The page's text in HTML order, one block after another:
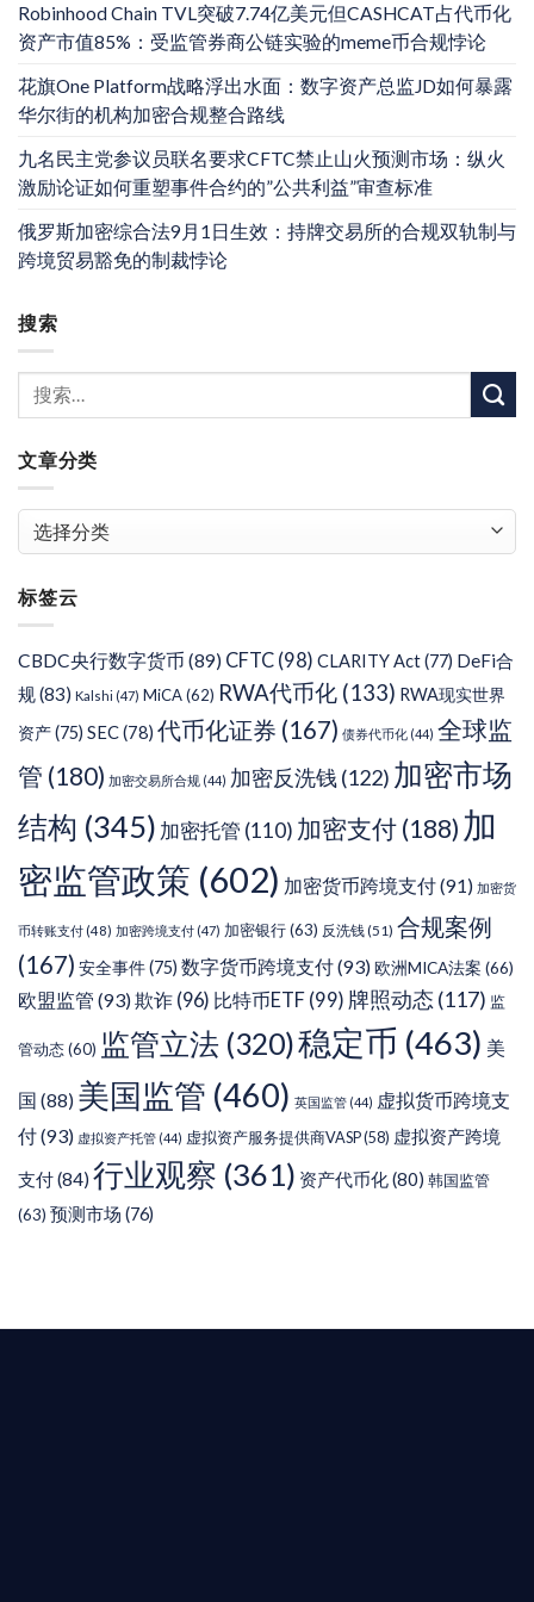
Robinhood Chain TVL突破7.74亿美元但CASHCAT占代币化
资产市值85%：受监管券商公链实验的meme币合规悖论
花旗One Platform战略浮出水面：数字资产总监JD如何暴露
华尔街的机构加密合规整合路线
九名民主党参议员联名要求CFTC禁止山火预测市场：纵火
激励论证如何重塑事件合约的”公共利益”审查标准
俄罗斯加密综合法9月1日生效：持牌交易所的合规双轨制与
跨境贸易豁免的制裁悖论
搜索
文章分类
章
类
标签云
CBDC央行数字货币 (89) CFTC (98) CLARITY Act(77) DeFi合
规(83) Kalshi (47) MiCA(62) RWA代币化 (133) RWA现实世界
资产(75) SEC(78) 代币化证券 (167) 债券代币化 (44) 全球监
管 (180) 加密交易所合规 (44) 加密反洗钱 (122) 加密市场
结构 (345) 加密托管 (110) 加密支付 (188) 加
密监管政策 (602) 加密货币跨境支付(91) 加密货
币转账支付 (48) 加密跨境支付 (47) 加密银行(63) 反洗钱(51) 合规案例
(167) 安全事件(75) 数字货币跨境支付(93)欧洲MICA法案 (66)
欧盟监管 (93)欺诈 (96) 比特币ETF (99) 牌照动态 (117) 监
管动态(60) 监管立法 (320)稳定币 (463) 美
国 (88) 美国监管 (460) 英国监管 (44) 虚拟货币跨境支
付(93) 虚拟资产托管 (44) 虚拟资产服务提供商VASP(58) 虚拟资产跨境
支付(84) 行业观察 (361) 资产代币化(80) 韩国监管
(63) 预测市场 (76)